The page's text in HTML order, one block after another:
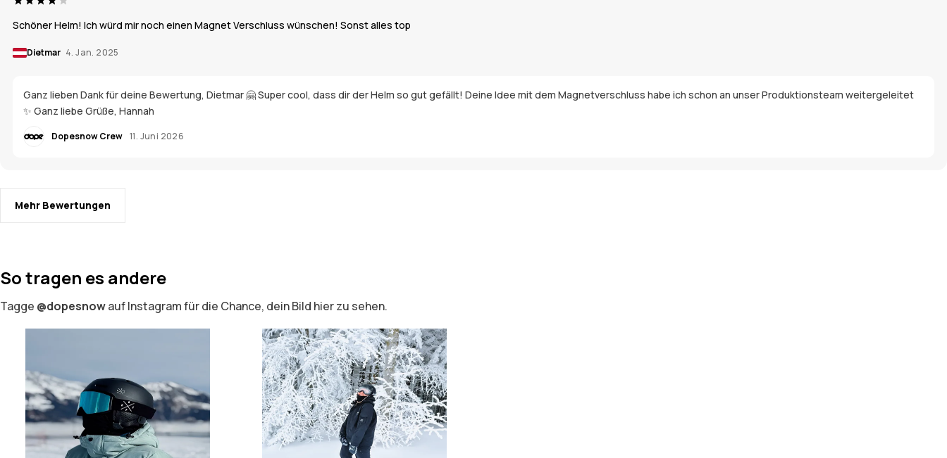
Schöner Helm! Ich würd mir noch einen Magnet Verschluss wünschen! Sonst alles top
Dietmar 4. Jan. 2025
Ganz lieben Dank für deine Bewertung, Dietmar 🤗 Super cool, dass dir der Helm so gut gefällt! Deine Idee mit dem Magnetverschluss habe ich schon an unser Produktionsteam weitergeleitet
✨ Ganz liebe Grüße, Hannah
Dopesnow Crew 11. Juni 2026
Mehr Bewertungen
So tragen es andere
Tagge @dopesnowauf Instagram für die Chance, dein Bild hier zu sehen.